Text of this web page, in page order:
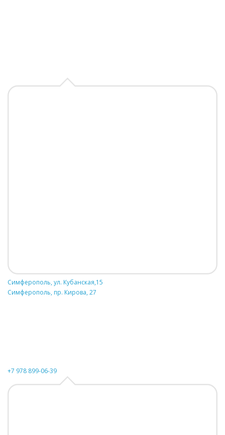
Симферополь, ул. Кубанская,15
Симферополь, пр. Кирова, 27
+7 978 899-06-39